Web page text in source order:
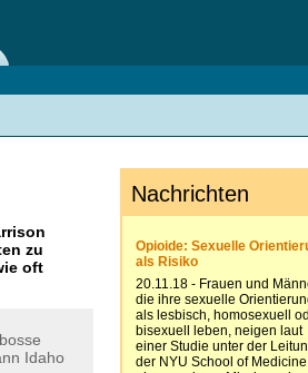
zu
oft
Idaho